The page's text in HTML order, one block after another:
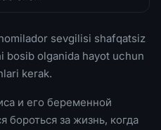
sevgilisi shafqatsiz
olganida hayot uchun
kerak.
и его беременной
бороться за жизнь, когда